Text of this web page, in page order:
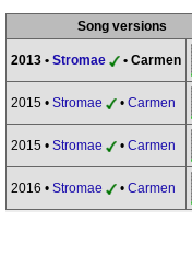
Song versions
2013 • Stromae • Carmen
2015 • Stromae • Carmen
2015 • Stromae • Carmen
2016 • Stromae • Carmen